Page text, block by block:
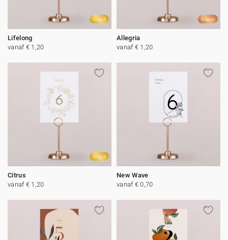
Goud
Lifelong
vanaf € 1,20
Koper
Allegria
vanaf € 1,20
Goud
Citrus
vanaf € 1,20
New Wave
vanaf € 0,70